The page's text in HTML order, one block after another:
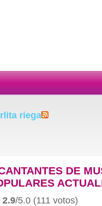
riega
DE
2.9/5.0 (111 votos)